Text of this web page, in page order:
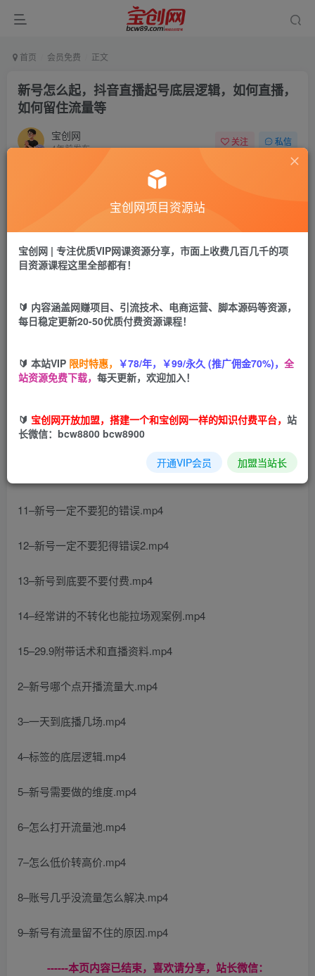
首页 会员免费 正文
新号怎么起，抖音直播起号底层逻辑，如何直播，
如何留住流量等
宝创网
4年前发布
关注 私信
宝币9.9 宝币 19.9
立即购买
1–什么是新号为什么要起新号.mp4
11–新号一定不要犯的错误.mp4
12–新号一定不要犯得错误2.mp4
13–新号到底要不要付费.mp4
14–经常讲的不转化也能拉场观案例.mp4
15–29.9附带话术和直播资料.mp4
2–新号哪个点开播流量大.mp4
3–一天到底播几场.mp4
4–标签的底层逻辑.mp4
5–新号需要做的维度.mp4
6–怎么打开流量池.mp4
7–怎么低价转高价.mp4
8–账号几乎没流量怎么解决.mp4
9–新号有流量留不住的原因.mp4
------本页内容已结束，喜欢请分享，站长微信：
宝创网项目资源站
宝创网 | 专注优质VIP网课资源分享，市面上收费几百几千的项
目资源课程这里全部都有！
🔰 内容涵盖网赚项目、引流技术、电商运营、脚本源码等资源，
每日稳定更新20-50优质付费资源课程！
🔰 本站VIP 限时特惠， ￥78/年，￥99/永久 (推广佣金70%)， 全
站资源免费下载， 每天更新，欢迎加入！
🔰 宝创网开放加盟，搭建一个和宝创网一样的知识付费平台， 站
长微信：bcw8800 bcw8900
开通VIP会员 加盟当站长